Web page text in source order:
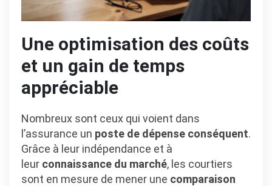
Une optimisation des coûts
et un gain de temps
appréciable
Nombreux sont ceux qui voient dans
l’assurance un poste de dépense conséquent.
Grâce à leur indépendance et à
leur connaissance du marché, les courtiers
sont en mesure de mener une comparaison